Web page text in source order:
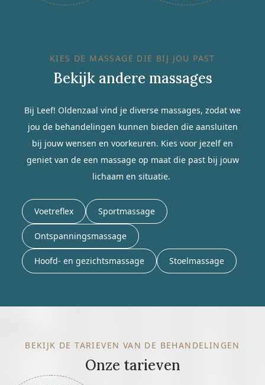
KIES DE MASSAGE DIE BIJ JOU PAST
Bekijk andere massages
Bij Leef! Oldenzaal vind je diverse massages, zodat we
jou de behandelingen kunnen bieden die aansluiten
bij jouw wensen en voorkeuren. Kies voor jezelf en
geniet van de een massage op maat die past bij jouw
lichaam en situatie.
Voetreflex Sportmassage
Ontspanningsmassage
Hoofd- en gezichtsmassage Stoelmassage
BEKIJK DE TARIEVEN VAN DE BEHANDELINGEN
Onze tarieven